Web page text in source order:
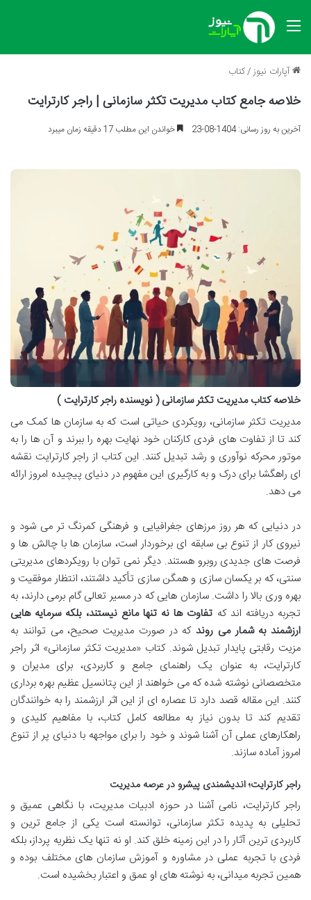
منو
آپارات نیوز/کتاب
خلاصه جامع کتاب مدیریت تکثر سازمانی | راجر کارترایت
آخرین به روز رسانی: 1404-08-23 خواندن این مطلب 17 دقیقه زمان میبرد
خلاصه کتاب مدیریت تکثر سازمانی ( نویسنده راجر کارترایت )
مدیریت تکثر سازمانی، رویکردی حیاتی است که به سازمان ها کمک می
کند تا از تفاوت های فردی کارکنان خود نهایت بهره را ببرند و آن ها را به
موتور محرکه نوآوری و رشد تبدیل کنند. این کتاب از راجر کارترایت نقشه
ای راهگشا برای درک و به کارگیری این مفهوم در دنیای پیچیده امروز ارائه
می دهد.
در دنیایی که هر روز مرزهای جغرافیایی و فرهنگی کمرنگ تر می شود و
نیروی کار از تنوع بی سابقه ای برخوردار است، سازمان ها با چالش ها و
فرصت های جدیدی روبرو هستند. دیگر نمی توان با رویکردهای مدیریتی
سنتی، که بر یکسان سازی و همگن سازی تأکید داشتند، انتظار موفقیت و
بهره وری بالا را داشت. سازمان هایی که در مسیر تعالی گام برمی دارند، به
تجربه دریافته اند که تفاوت ها نه تنها مانع نیستند، بلکه سرمایه هایی
ارزشمند به شمار می روند که در صورت مدیریت صحیح، می توانند به
مزیت رقابتی پایدار تبدیل شوند. کتاب «مدیریت تکثر سازمانی» اثر راجر
کارترایت، به عنوان یک راهنمای جامع و کاربردی، برای مدیران و
متخصصانی نوشته شده که می خواهند از این پتانسیل عظیم بهره برداری
کنند. این مقاله قصد دارد تا عصاره ای از این اثر ارزشمند را به خوانندگان
تقدیم کند تا بدون نیاز به مطالعه کامل کتاب، با مفاهیم کلیدی و
راهکارهای عملی آن آشنا شوند و خود را برای مواجهه با دنیای پر از تنوع
امروز آماده سازند.
راجر کارترایت؛ اندیشمندی پیشرو در عرصه مدیریت
راجر کارترایت، نامی آشنا در حوزه ادبیات مدیریت، با نگاهی عمیق و
تحلیلی به پدیده تکثر سازمانی، توانسته است یکی از جامع ترین و
کاربردی ترین آثار را در این زمینه خلق کند. او نه تنها یک نظریه پرداز، بلکه
فردی با تجربه عملی در مشاوره و آموزش سازمان های مختلف بوده و
همین تجربه میدانی، به نوشته های او عمق و اعتبار بخشیده است.